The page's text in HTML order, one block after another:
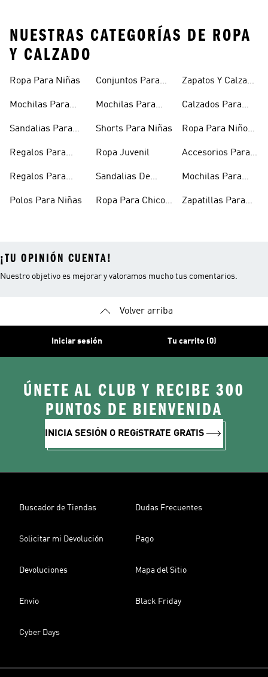
NUESTRAS CATEGORÍAS DE ROPA
Y CALZADO
Ropa Para Niñas
Mochilas Para
Sandalias Para
Regalos Para
Regalos Para
Polos Para Niñas
Conjuntos Para
Mochilas Para
Shorts Para Niñas
Ropa Juvenil
Sandalias De
Niñas
Ropa Para Chicos
Zapatos Y Calzado
Calzados Para
Ropa Para Niños
Accesorios Para
Mochilas Para
Zapatillas Para
¡TU OPINIÓN CUENTA!
Nuestro objetivo es mejorar y valoramos mucho tus comentarios.
Volver arriba
Iniciar sesión Tu carrito (0)
ÚNETE AL CLUB Y RECIBE 300
PUNTOS DE BIENVENIDA
INICIA SESIÓN O REGíSTRATE GRATIS
Buscador de Tiendas Dudas Frecuentes
Solicitar mi Devolución Pago
Devoluciones Mapa del Sitio
Envío Black Friday
Cyber Days